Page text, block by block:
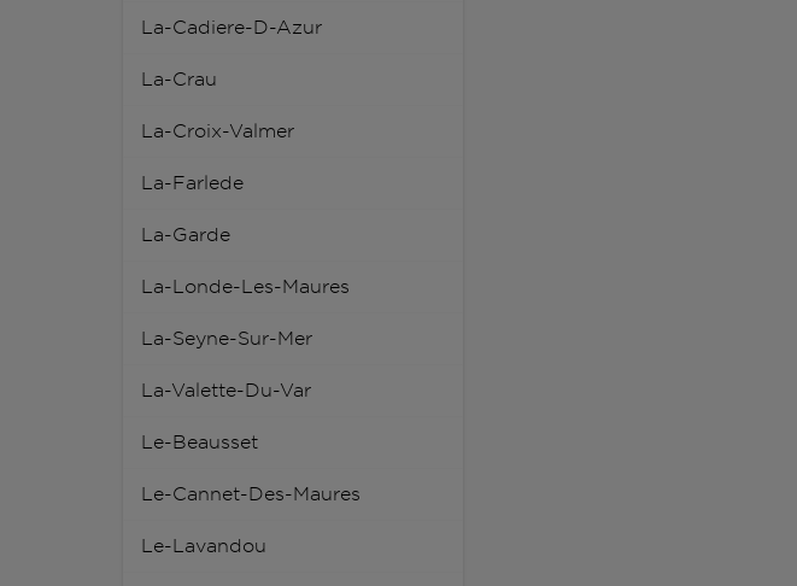
La-Cadiere-D-Azur
La-Crau
La-Croix-Valmer
La-Farlede
La-Garde
La-Londe-Les-Maures
La-Seyne-Sur-Mer
La-Valette-Du-Var
Le-Beausset
Le-Cannet-Des-Maures
Le-Lavandou